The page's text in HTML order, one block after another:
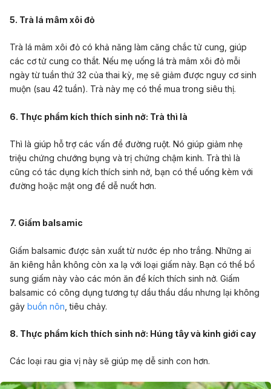
5. Trà lá mâm xôi đỏ
Trà lá mâm xôi đỏ có khả năng làm căng chắc tử cung, giúp
các cơ tử cung co thắt. Nếu mẹ uống lá trà mâm xôi đỏ mỗi
ngày từ tuần thứ 32 của thai kỳ, mẹ sẽ giảm được nguy cơ sinh
muộn (sau 42 tuần). Trà này mẹ có thể mua trong siêu thị.
6. Thực phẩm kích thích sinh nở: Trà thì là
Thì là giúp hỗ trợ các vấn đề đường ruột. Nó giúp giảm nhẹ
triệu chứng chướng bụng và trị chứng chậm kinh. Trà thì là
cũng có tác dụng kích thích sinh nở, bạn có thể uống kèm với
đường hoặc mật ong để dễ nuốt hơn.
7. Giấm balsamic
Giấm balsamic được sản xuất từ nước ép nho trắng. Những ai
ăn kiêng hẳn không còn xa lạ với loại giấm này. Bạn có thể bổ
sung giấm này vào các món ăn để kích thích sinh nở. Giấm
balsamic có công dụng tương tự dầu thầu dầu nhưng lại không
gây buồn nôn , tiêu chảy.
8. Thực phẩm kích thích sinh nở: Húng tây và kinh giới cay
Các loại rau gia vị này sẽ giúp mẹ dễ sinh con hơn.